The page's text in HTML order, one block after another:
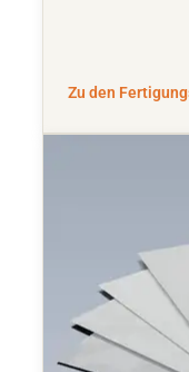
Zu den